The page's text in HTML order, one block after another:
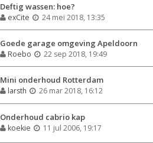
Deftig wassen: hoe?
exCite 24 mei 2018, 13:35
Goede garage omgeving Apeldoorn
Roebo 22 sep 2018, 19:49
Mini onderhoud Rotterdam
larsth 26 mar 2018, 16:12
Onderhoud cabrio kap
koekie 11 jul 2006, 19:17